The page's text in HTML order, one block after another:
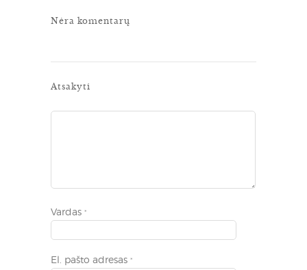
Nėra komentarų
Atsakyti
Vardas *
El. pašto adresas *